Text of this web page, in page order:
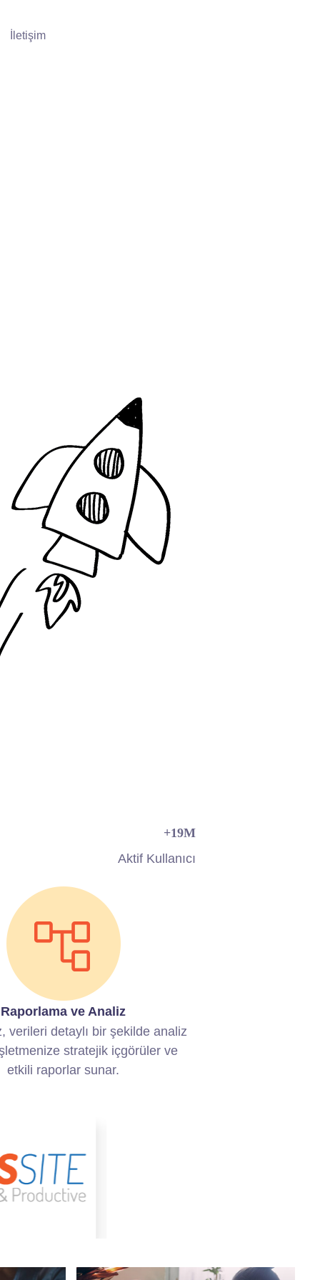
İletişim
+20M
Aktif Kullanıcı
Raporlama ve Analiz
verileri detaylı bir şekilde analiz
stratejik içgörüler ve
etkili raporlar sunar.